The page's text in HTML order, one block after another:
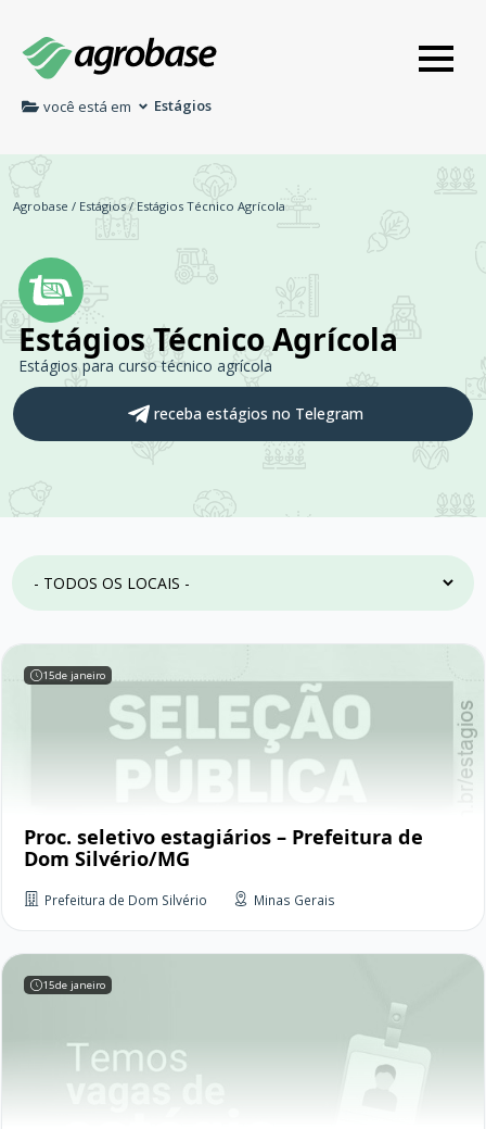
você está em Estágios
Agrobase / Estágios/ Estágios Técnico Agrícola
Estágios Técnico Agrícola
Estágios para curso técnico agrícola
receba estágios no Telegram
15de janeiro
Proc. seletivo estagiários – Prefeitura de
Dom Silvério/MG
Prefeitura de Dom Silvério Minas Gerais
15de janeiro